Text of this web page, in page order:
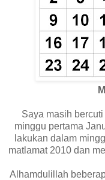
Saya masih
minggu pertama
lakukan dalam
matlamat 2010 dan
Alhamdulillah